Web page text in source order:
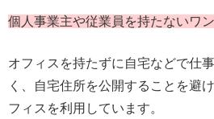
個人事業主や従業員を持たないワ
オフィスを持たずに自宅などで仕
く、自宅住所を公開することを避
フィスを利用しています。